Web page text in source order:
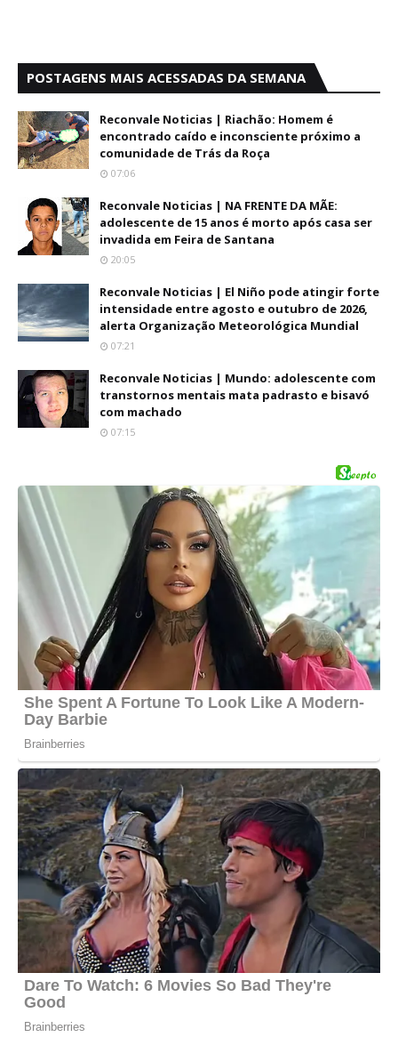
POSTAGENS MAIS ACESSADAS DA SEMANA
Reconvale Noticias | Riachão: Homem é
encontrado caído e inconsciente próximo a
comunidade de Trás da Roça
07:06
Reconvale Noticias | NA FRENTE DA MÃE:
adolescente de 15 anos é morto após casa ser
invadida em Feira de Santana
20:05
Reconvale Noticias | El Niño pode atingir forte
intensidade entre agosto e outubro de 2026,
alerta Organização Meteorológica Mundial
07:21
Reconvale Noticias | Mundo: adolescente com
transtornos mentais mata padrasto e bisavó
com machado
07:15